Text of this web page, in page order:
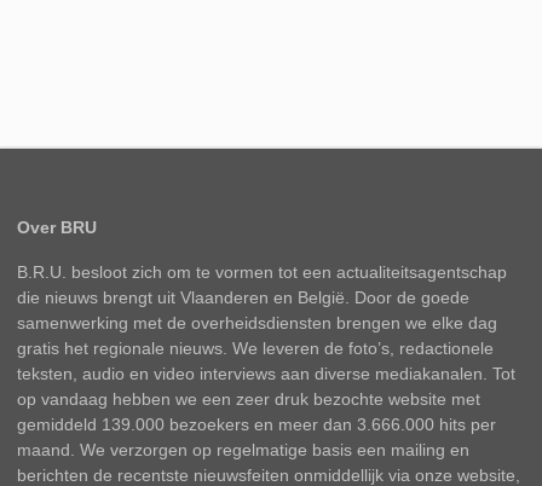
Over BRU
B.R.U. besloot zich om te vormen tot een actualiteitsagentschap
die nieuws brengt uit Vlaanderen en België. Door de goede
samenwerking met de overheidsdiensten brengen we elke dag
gratis het regionale nieuws. We leveren de foto’s, redactionele
teksten, audio en video interviews aan diverse mediakanalen. Tot
op vandaag hebben we een zeer druk bezochte website met
gemiddeld 139.000 bezoekers en meer dan 3.666.000 hits per
maand. We verzorgen op regelmatige basis een mailing en
berichten de recentste nieuwsfeiten onmiddellijk via onze website,